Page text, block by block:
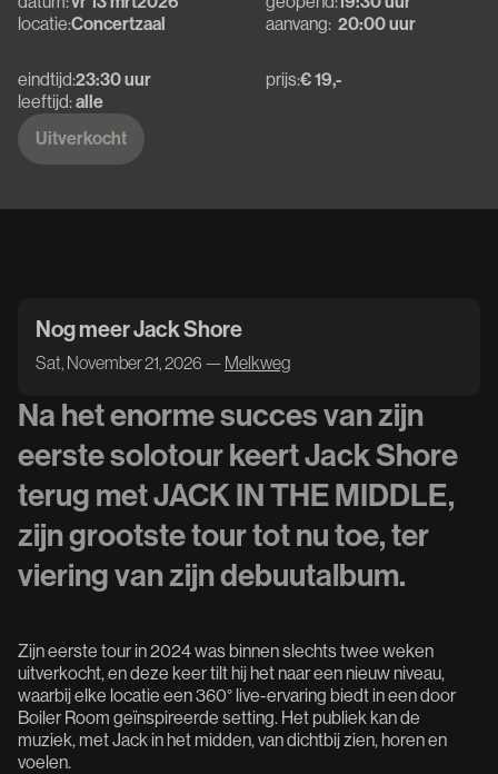
locatie:Concertzaal
aanvang: 20:00 uur
eindtijd:
leeftijd:
23:30 uur
alle
prijs:€ 19,-
Uitverkocht
Na het enorme succes van zijn
eerste solotour keert Jack Shore
terug met JACK IN THE MIDDLE,
zijn grootste tour tot nu toe, ter
viering van zijn debuutalbum.
Zijn eerste tour in 2024 was binnen slechts twee weken
uitverkocht, en deze keer tilt hij het naar een nieuw niveau,
waarbij elke locatie een 360° live-ervaring biedt in een door
Boiler Room geïnspireerde setting. Het publiek kan de
muziek, met Jack in het midden, van dichtbij zien, horen en
voelen.
Nog meer Jack Shore
Sat, November 21, 2026 — Melkweg